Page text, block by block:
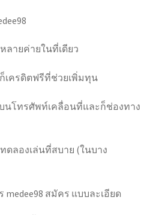
ลายค่ายในที่เดียว
ครดิตฟรีที่ช่วยเพิ่มทุน
นโทรศัพท์เคลื่อนที่และก็ช่องทาง
ดลองเล่นที่สบาย (ในบาง
สมัคร แบบละเอียด